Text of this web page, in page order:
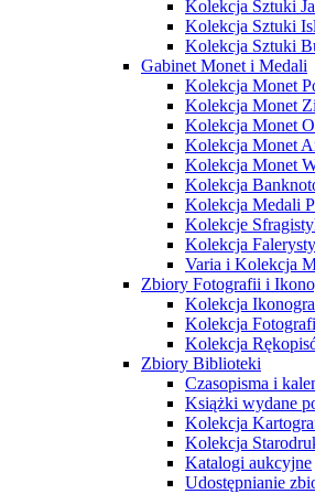
Kolekcja Sztuki
Kolekcja Sztuki
Kolekcja Sztuki
Gabinet Monet i Medali
Kolekcja Monet
Kolekcja Monet
Kolekcja Monet
Kolekcja Monet
Kolekcja Monet
Kolekcja
Kolekcja Medali
Kolekcje
Kolekcja
Varia i Kolekcja
Zbiory Fotografii i
Kolekcja
Kolekcja
Kolekcja
Zbiory Biblioteki
Czasopisma i
Książki wydane
Kolekcja
Kolekcja
Katalogi aukcyjne
Udostępnianie